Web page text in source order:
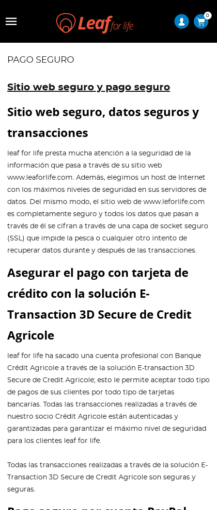
 0
PAGO SEGURO
Sitio web seguro y pago seguro
Sitio web seguro, datos seguros y
transacciones
leaf for life presta mucha atención a la seguridad de la
información que pasa a través de su sitio web
www.leaforlife.com. Además, elegimos un host de Internet
con los máximos niveles de seguridad en sus servidores de
datos. Del mismo modo, el sitio web de www.leforlife.com
es completamente seguro y todos los datos que pasan a
través de él se cifran a través de una capa de socket seguro
(SSL) que impide la pesca o cualquier otro intento de
recuperar datos durante y después de las transacciones.
Asegurar el pago con tarjeta de
crédito con la solución E-
Transaction 3D Secure de Credit
Agricole
leaf for life ha sacado una cuenta profesional con Banque
Crédit Agricole a través de la solución E-transaction 3D
Secure de Credit Agricole; esto le permite aceptar todo tipo
de pagos de sus clientes por todo tipo de tarjetas
bancarias. Todas las transacciones realizadas a través de
nuestro socio Crédit Agricole están autenticadas y
garantizadas para garantizar el máximo nivel de seguridad
para los clientes leaf for life.
Todas las transacciones realizadas a través de la solución E-
Transaction 3D Secure de Credit Agricole son seguras y
seguras.